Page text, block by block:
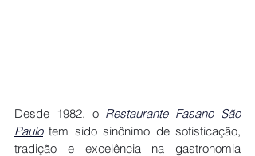
Desde 1982, o Restaurante Fasano São
Paulo tem sido sinônimo de sofisticação,
tradição e excelência na gastronomia